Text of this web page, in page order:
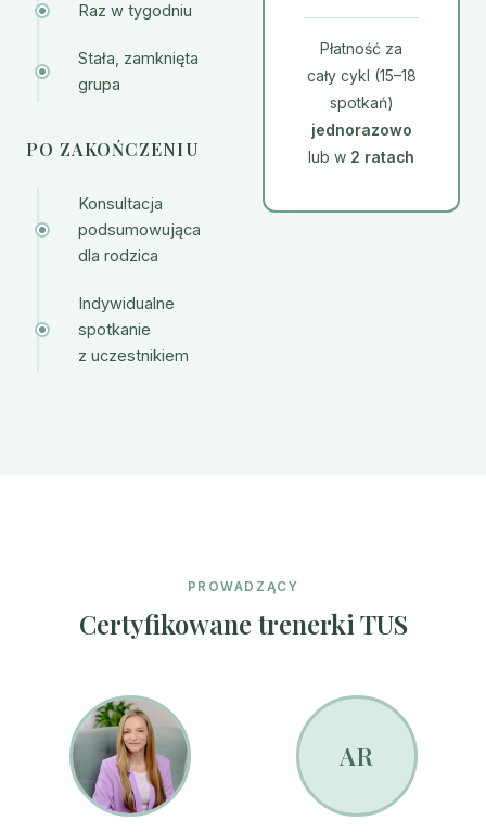
Raz w tygodniu
Stała, zamknięta
grupa
PO ZAKOŃCZENIU
Konsultacja
podsumowująca
dla rodzica
Indywidualne
spotkanie
z uczestnikiem
Płatność za
cały cykl (15–18
spotkań)
jednorazowo
lub w 2 ratach
PROWADZĄCY
Certyfikowane trenerki TUS
AR